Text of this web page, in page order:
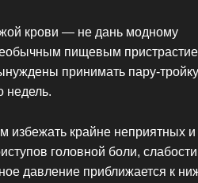
крови — не дань модному
пищевым
принимать пару-тройку
недель.
избежать крайне неприятных и
головной боли,
давление приближается к